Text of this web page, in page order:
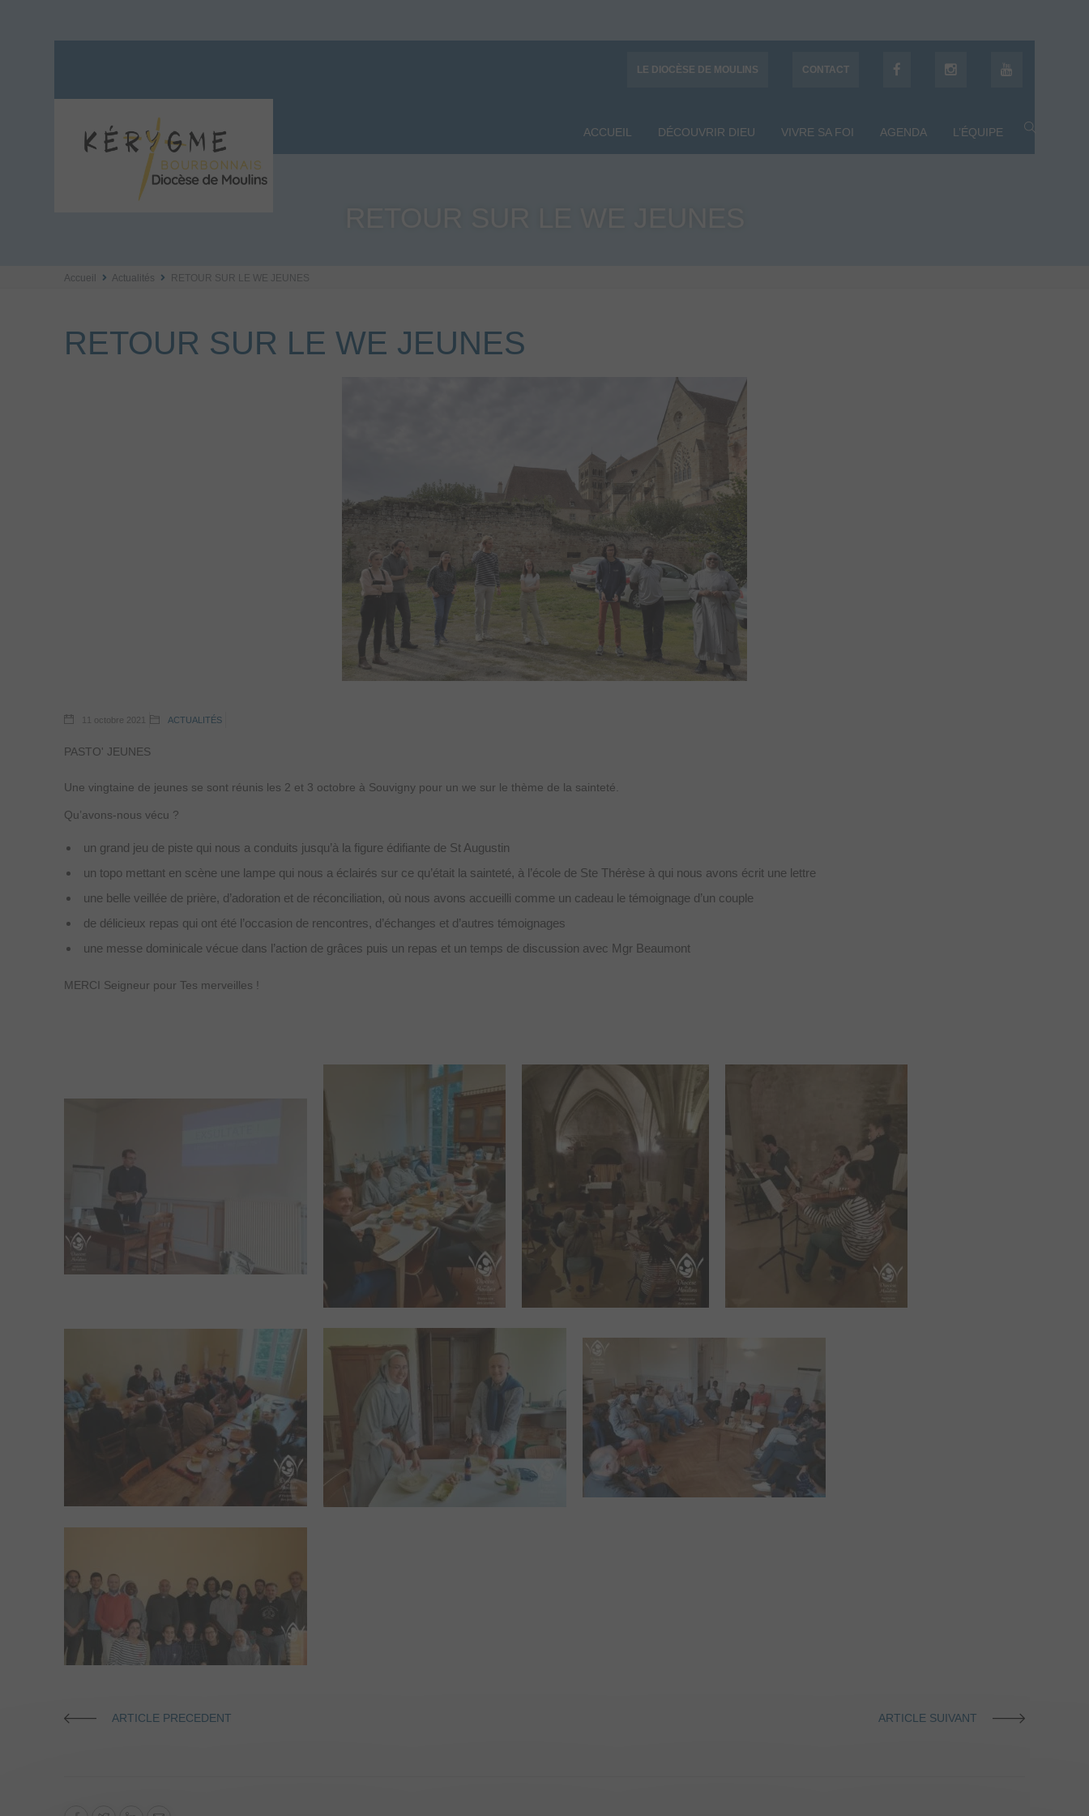
LE DIOCÈSE DE MOULINS CONTACT
ACCUEIL DÉCOUVRIR DIEU VIVRE SA FOI AGENDA L’ÉQUIPE
Accueil Actualités RETOUR SUR LE WE JEUNES
RETOUR SUR LE WE JEUNES
11 octobre 2021 ACTUALITÉS
PASTO' JEUNES
Une vingtaine de jeunes se sont réunis les 2 et 3 octobre à Souvigny pour un we sur le thème de la sainteté.
Qu’avons-nous vécu ?
un grand jeu de piste qui nous a conduits jusqu’à la figure édifiante de St Augustin
un topo mettant en scène une lampe qui nous a éclairés sur ce qu’était la sainteté, à l’école de Ste Thérèse à qui nous avons écrit une lettre
une belle veillée de prière, d’adoration et de réconciliation, où nous avons accueilli comme un cadeau le témoignage d’un couple
de délicieux repas qui ont été l’occasion de rencontres, d’échanges et d’autres témoignages
une messe dominicale vécue dans l’action de grâces puis un repas et un temps de discussion avec Mgr Beaumont
MERCI Seigneur pour Tes merveilles !
ARTICLE PRECEDENT ARTICLE SUIVANT